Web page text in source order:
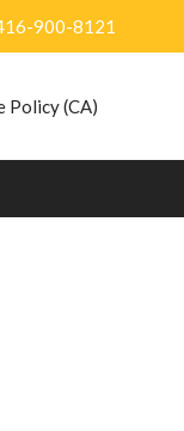
900-8121
Policy (CA)